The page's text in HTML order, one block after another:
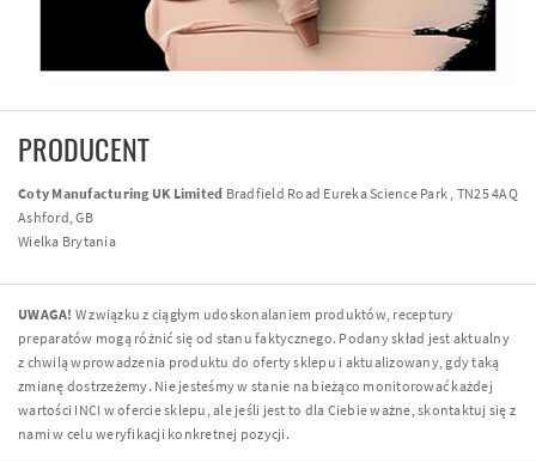
PRODUCENT
Coty Manufacturing UK Limited Bradfield Road Eureka Science Park , TN25 4AQ
Ashford, GB
Wielka Brytania
UWAGA! W związku z ciągłym udoskonalaniem produktów, receptury
preparatów mogą różnić się od stanu faktycznego. Podany skład jest aktualny
z chwilą wprowadzenia produktu do oferty sklepu i aktualizowany, gdy taką
zmianę dostrzeżemy. Nie jesteśmy w stanie na bieżąco monitorować każdej
wartości INCI w ofercie sklepu, ale jeśli jest to dla Ciebie ważne, skontaktuj się z
nami w celu weryfikacji konkretnej pozycji.